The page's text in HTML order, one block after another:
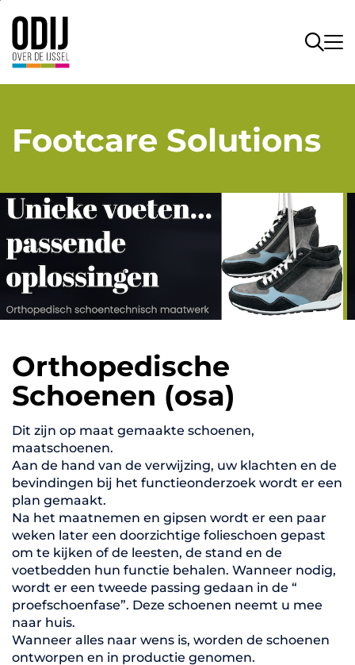
Footcare Solutions
Orthopedische
Schoenen (osa)
Dit zijn op maat gemaakte schoenen,
maatschoenen.
Aan de hand van de verwijzing, uw klachten en de
bevindingen bij het functieonderzoek wordt er een
plan gemaakt.
Na het maatnemen en gipsen wordt er een paar
weken later een doorzichtige folieschoen gepast
om te kijken of de leesten, de stand en de
voetbedden hun functie behalen. Wanneer nodig,
wordt er een tweede passing gedaan in de “
proefschoenfase”. Deze schoenen neemt u mee
naar huis.
Wanneer alles naar wens is, worden de schoenen
ontworpen en in productie genomen.